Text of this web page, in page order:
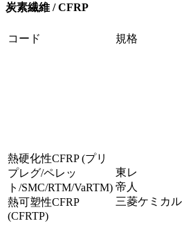
炭素繊維 / CFRP
コード 規格
熱硬化性CFRP (プリ
プレグ/ペレッ
ト/SMC/RTM/VaRTM)
熱可塑性CFRP
(CFRTP)
東レ
帝人
三菱ケミカル